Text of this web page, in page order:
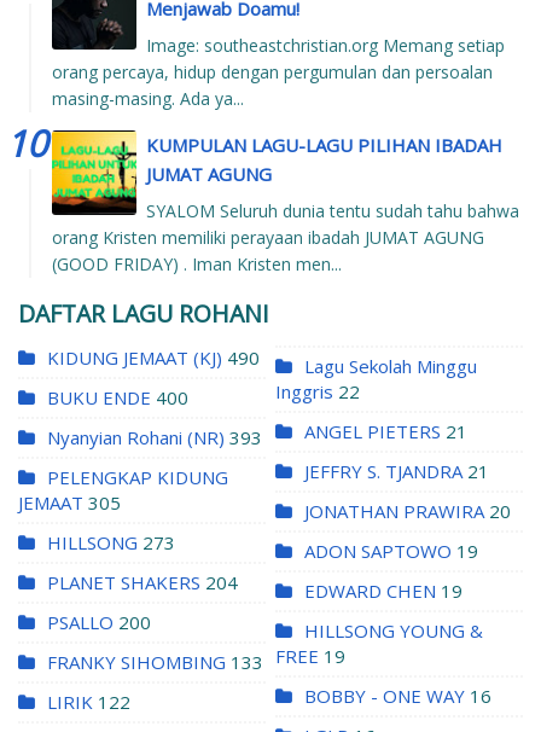
Menjawab Doamu!
Image: southeastchristian.org Memang setiap
orang percaya, hidup dengan pergumulan dan persoalan
masing-masing. Ada ya...
KUMPULAN LAGU-LAGU PILIHAN IBADAH
JUMAT AGUNG
SYALOM Seluruh dunia tentu sudah tahu bahwa
orang Kristen memiliki perayaan ibadah JUMAT AGUNG
(GOOD FRIDAY) . Iman Kristen men...
DAFTAR LAGU ROHANI
KIDUNG JEMAAT (KJ) 490
BUKU ENDE 400
Nyanyian Rohani (NR) 393
PELENGKAP KIDUNG
JEMAAT 305
HILLSONG 273
PLANET SHAKERS 204
PSALLO 200
FRANKY SIHOMBING 133
LIRIK 122
Lagu Sekolah Minggu
Inggris 22
ANGEL PIETERS 21
JEFFRY S. TJANDRA 21
JONATHAN PRAWIRA 20
ADON SAPTOWO 19
EDWARD CHEN 19
HILLSONG YOUNG &
FREE 19
BOBBY - ONE WAY 16